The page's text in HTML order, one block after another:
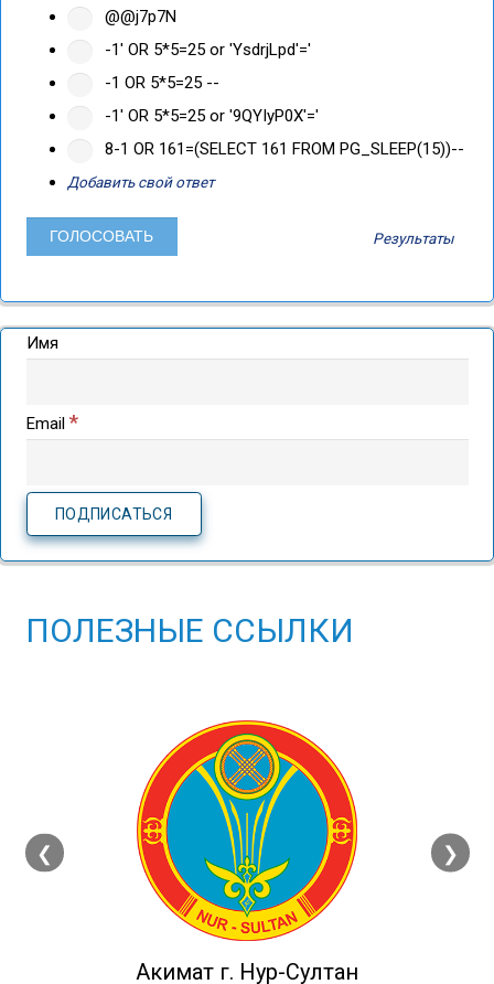
@@j7p7N
-1' OR 5*5=25 or 'YsdrjLpd'='
-1 OR 5*5=25 --
-1' OR 5*5=25 or '9QYIyP0X'='
8-1 OR 161=(SELECT 161 FROM PG_SLEEP(15))--
Добавить свой ответ
Результаты
Имя
Email *
ПОЛЕЗНЫЕ ССЫЛКИ
❮
Акимат г. Нур-Султан
❯